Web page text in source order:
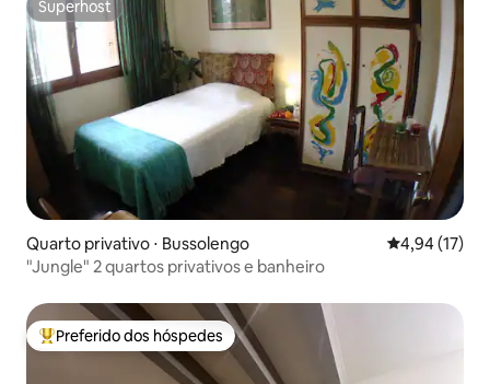
Superhost
Superhost
Quarto privativo ⋅ Bussolengo 4,94 de uma
4,94 (17)
"Jungle" 2 quartos privativos e banheiro
Entre os melhores preferidos dos hóspedes
Preferido dos hóspedes